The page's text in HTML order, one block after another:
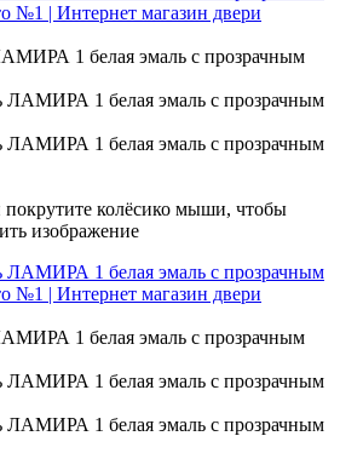
1 белая эмаль с прозрачным
покрутите колёсико мыши, чтобы
изображение
1 белая эмаль с прозрачным